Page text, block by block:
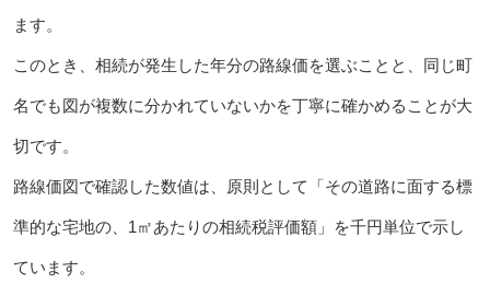
ます。
このとき、相続が発生した年分の路線価を選ぶことと、同じ町
名でも図が複数に分かれていないかを丁寧に確かめることが大
切です。
路線価図で確認した数値は、原則として「その道路に面する標
準的な宅地の、1㎡あたりの相続税評価額」を千円単位で示し
ています。